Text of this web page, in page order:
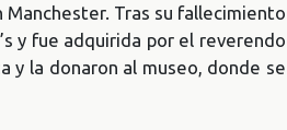
Tras su fallecimiento
y fue adquirida por el reverendo
y la donaron al museo, donde se